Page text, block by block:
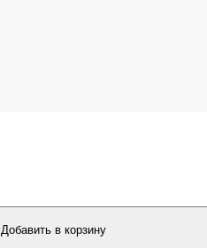
Добавить в корзину